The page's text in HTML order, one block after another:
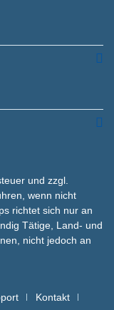
und zzgl.
wenn nicht
richtet sich nur an
Tätige, Land- und
nicht jedoch an
Kontakt